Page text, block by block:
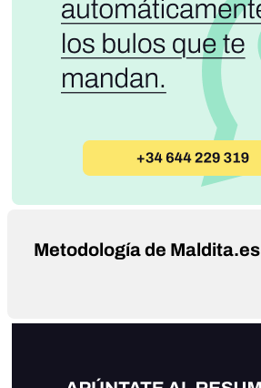
Metodología de Maldita.es